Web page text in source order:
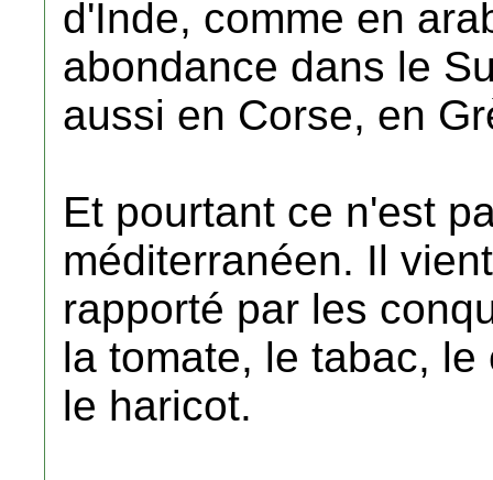
d'Inde, comme en
abondance dans le
aussi en Corse, en
Et pourtant ce n'est
méditerranéen. Il
rapporté par les
la tomate, le tabac,
le haricot.